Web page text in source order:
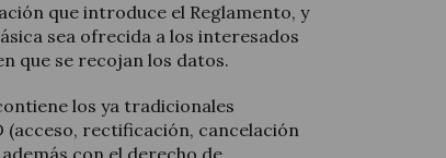
que introduce el Reglamento, y
sea ofrecida a los interesados
que se recojan los datos.
los ya tradicionales
(acceso, rectificación, cancelación